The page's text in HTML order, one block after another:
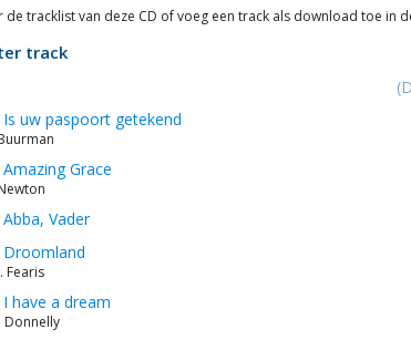
de tracklist van deze CD of voeg een track als download toe in
track
Is uw paspoort getekend
Amazing Grace
Abba, Vader
Droomland
Fearis
I have a dream
Donnelly